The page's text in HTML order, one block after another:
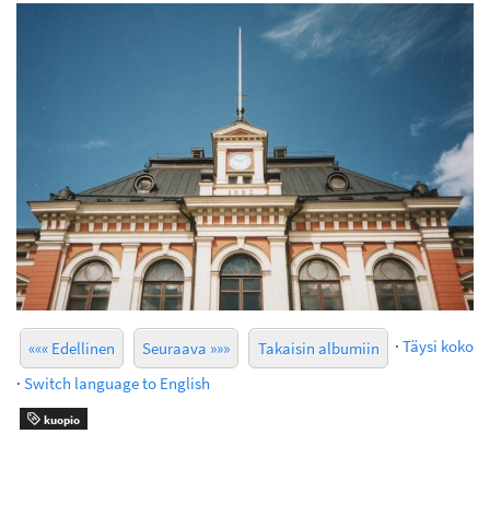
««« Edellinen Seuraava »»» Takaisin albumiin · Täysi koko
· Switch language to English
kuopio